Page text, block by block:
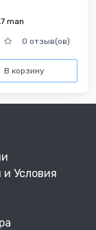
7 man
0 отзыв(ов)
В корзину
Условия